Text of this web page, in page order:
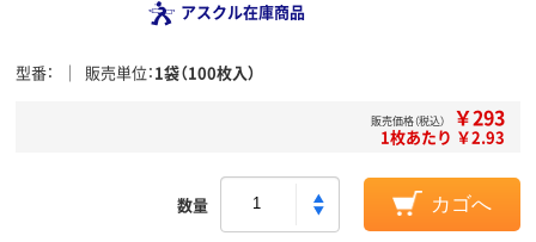
アスクル在庫商品
型番 販売単位 1袋（100枚入）
販売価格（税込） ￥293
1枚あたり ￥2.93
数量 カゴへ